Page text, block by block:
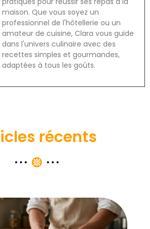
maison. Que vous soyez un
professionnel de l'hôtellerie ou un
amateur de cuisine, Clara vous guide
dans l'univers culinaire avec des
recettes simples et gourmandes,
adaptées à tous les goûts.
récents